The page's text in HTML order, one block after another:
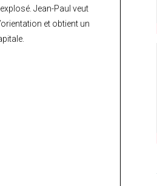
Jean-Paul veut
et obtient un